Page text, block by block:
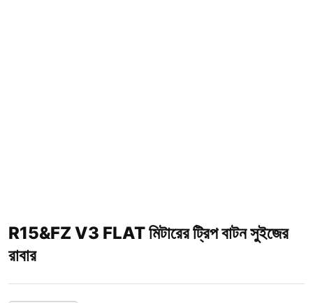
R15&FZ V3 FLAT মিটারের ট্রিপ বাটন সুইজের
রাবার